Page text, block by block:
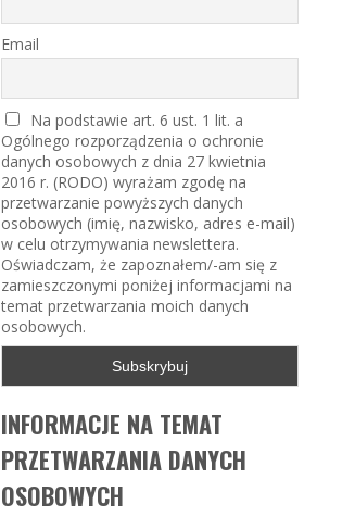
Email
Na podstawie art. 6 ust. 1 lit. a
Ogólnego rozporządzenia o ochronie
danych osobowych z dnia 27 kwietnia
2016 r. (RODO) wyrażam zgodę na
przetwarzanie powyższych danych
osobowych (imię, nazwisko, adres e-mail)
w celu otrzymywania newslettera.
Oświadczam, że zapoznałem/-am się z
zamieszczonymi poniżej informacjami na
temat przetwarzania moich danych
osobowych.
INFORMACJE NA TEMAT
PRZETWARZANIA DANYCH
OSOBOWYCH